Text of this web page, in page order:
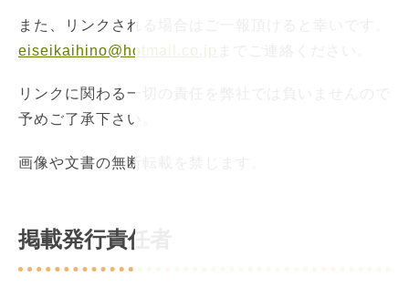
また、リンクされる場合はご一報頂けると幸いです。
eiseikaihino@hotmail.co.jp
リンクに関わる一切の責任を弊社では負いませんので
予めご了承下さい。
画像や文書の無断転載を禁じます。
掲載発行責任者